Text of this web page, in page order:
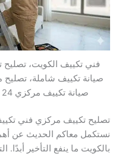
فني تكييف الكويت،
صيانة تكييف شاملة، تصليح
صيانة تكييف مركزي 24 ساعة، غسيل مكيفات الكويت.
تصليح تكييف مركزي فني
نستكمل معاكم الحديث عن
بالكويت ما ينفع التأخير